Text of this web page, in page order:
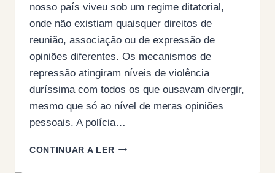
nosso país viveu sob um regime ditatorial,
onde não existiam quaisquer direitos de
reunião, associação ou de expressão de
opiniões diferentes. Os mecanismos de
repressão atingiram níveis de violência
duríssima com todos os que ousavam divergir,
mesmo que só ao nível de meras opiniões
pessoais. A polícia…
CONTINUAR A LEROS